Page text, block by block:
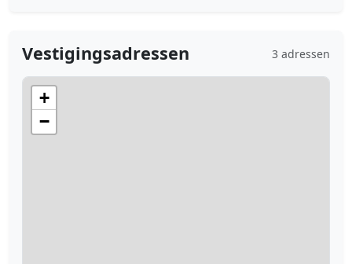
Vestigingsadressen 3 adressen
+
−